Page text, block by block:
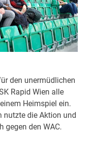
den unermüdlichen
Rapid Wien alle
Heimspiel ein.
nutzte die Aktion und
gegen den WAC.